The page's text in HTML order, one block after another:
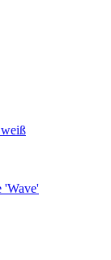
'Wave'